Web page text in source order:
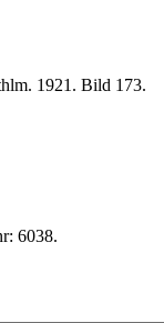
1921. Bild 173.
6038.